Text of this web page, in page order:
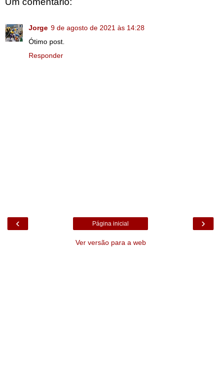
Jorge 9 de agosto de 2021 às 14:28
Ótimo post.
Responder
‹ ›
Página inicial
Ver versão para a web